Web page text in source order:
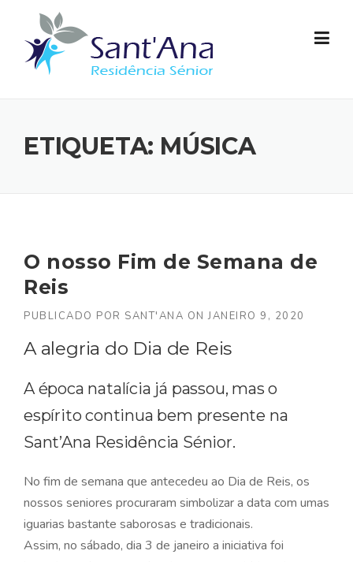
Skip to content
ETIQUETA: MÚSICA
O nosso Fim de Semana de
Reis
PUBLICADO POR SANT'ANA ON JANEIRO 9, 2020
A alegria do Dia de Reis
A época natalícia já passou, mas o
espírito continua bem presente na
Sant’Ana Residência Sénior.
No fim de semana que antecedeu ao Dia de Reis, os
nossos seniores procuraram simbolizar a data com umas
iguarias bastante saborosas e tradicionais.
Assim, no sábado, dia 3 de janeiro a iniciativa foi